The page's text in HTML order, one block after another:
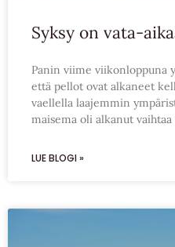
Syksy on vata-
Panin viime viikonloppuna
että pellot ovat alkaneet
vaellella laajemmin
maisema oli alkanut
LUE BLOGI »